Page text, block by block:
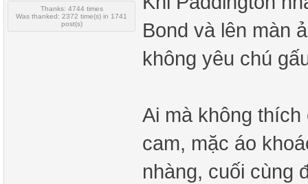
Thanks: 4744 times
Was thanked: 2372 time(s) in 1741
post(s)
Bond và lên màn
không yêu chú
Ai mà không
cam, mặc áo
nhàng, cuối cùng